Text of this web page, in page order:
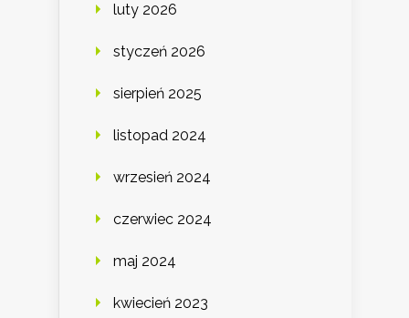
luty 2026
styczeń 2026
sierpień 2025
listopad 2024
wrzesień 2024
czerwiec 2024
maj 2024
kwiecień 2023